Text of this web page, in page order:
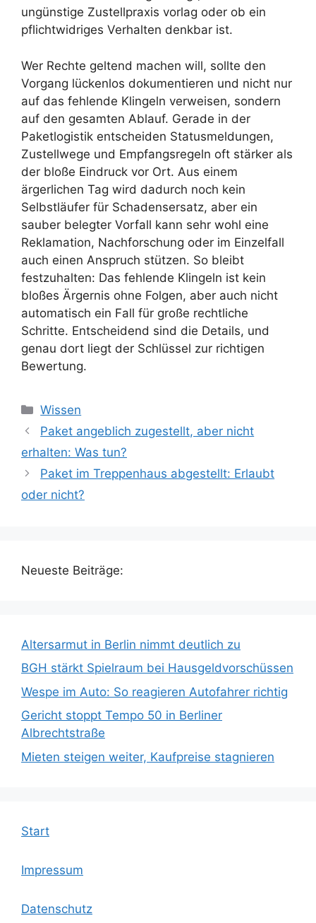
ungünstige Zustellpraxis vorlag oder ob ein
pflichtwidriges Verhalten denkbar ist.
Wer Rechte geltend machen will, sollte den
Vorgang lückenlos dokumentieren und nicht nur
auf das fehlende Klingeln verweisen, sondern
auf den gesamten Ablauf. Gerade in der
Paketlogistik entscheiden Statusmeldungen,
Zustellwege und Empfangsregeln oft stärker als
der bloße Eindruck vor Ort. Aus einem
ärgerlichen Tag wird dadurch noch kein
Selbstläufer für Schadensersatz, aber ein
sauber belegter Vorfall kann sehr wohl eine
Reklamation, Nachforschung oder im Einzelfall
auch einen Anspruch stützen. So bleibt
festzuhalten: Das fehlende Klingeln ist kein
bloßes Ärgernis ohne Folgen, aber auch nicht
automatisch ein Fall für große rechtliche
Schritte. Entscheidend sind die Details, und
genau dort liegt der Schlüssel zur richtigen
Bewertung.
Kategorien
Wissen
Paket angeblich zugestellt, aber nicht
erhalten: Was tun?
Paket im Treppenhaus abgestellt: Erlaubt
oder nicht?
Neueste Beiträge:
Altersarmut in Berlin nimmt deutlich zu
BGH stärkt Spielraum bei Hausgeldvorschüssen
Wespe im Auto: So reagieren Autofahrer richtig
Gericht stoppt Tempo 50 in Berliner
Albrechtstraße
Mieten steigen weiter, Kaufpreise stagnieren
Start
Impressum
Datenschutz